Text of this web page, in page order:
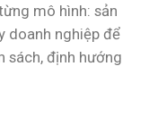
mô hình: sản
doanh nghiệp để
sách, định hướng